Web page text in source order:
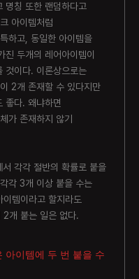
명칭 또한 랜덤하다고
아이템처럼
하고, 동일한 아이템을
두개의 레어아이템이
것이다. 이론상으로는
2개 존재할 수 있다지만
좋다. 왜냐하면
가 존재하지 않기
각각 절반의 확률로 붙을
각 3개 이상 붙을 수는
템이라고 할지라도
2개 붙는 일은 없다.
아이템에 두 번 붙을 수